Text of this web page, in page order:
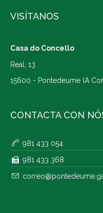
VISÍTANOS
Casa do Concello
Real, 13
15600 - Pontedeume (A
CONTACTA CON
981 433 054
981 433 368